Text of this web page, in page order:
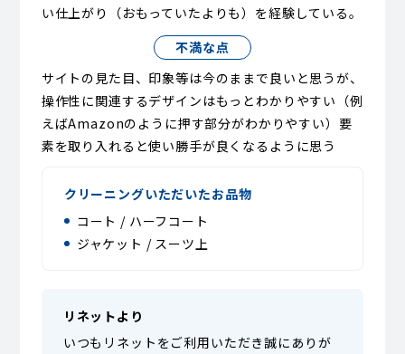
い仕上がり（おもっていたよりも）を経験している。
不満な点
サイトの見た目、印象等は今のままで良いと思うが、
操作性に関連するデザインはもっとわかりやすい（例
えばAmazonのように押す部分がわかりやすい）要
素を取り入れると使い勝手が良くなるように思う
クリーニングいただいたお品物
コート / ハーフコート
ジャケット / スーツ上
リネットより
いつもリネットをご利用いただき誠にありが